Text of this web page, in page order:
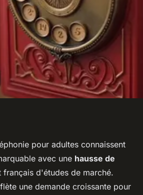
monde fascinant
rose 24/7
•7 min de lecture
pour adultes connaissent
avec une hausse de
français d'études de marché.
une demande croissante pour